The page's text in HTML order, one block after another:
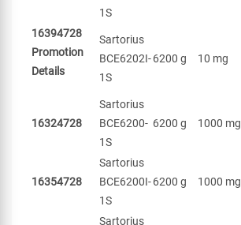
1S
16394728
Promotion
Details
Sartorius
BCE6202I-
1S
6200 g 10 mg
16324728
Sartorius
BCE6200-
1S
6200 g 1000 mg
16354728
Sartorius
BCE6200I-
1S
6200 g 1000 mg
Sartorius